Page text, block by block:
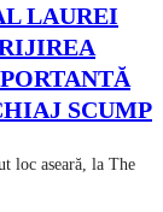
LAUREI
SCUMP
aseară, la The